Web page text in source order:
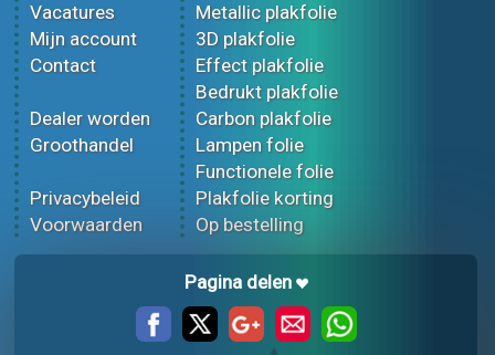
Vacatures
Mijn account
Contact
Dealer worden
Groothandel
Privacybeleid
Voorwaarden
Metallic plakfolie
3D plakfolie
Effect plakfolie
Bedrukt plakfolie
Carbon plakfolie
Lampen folie
Functionele folie
Plakfolie korting
Op bestelling
Pagina delen